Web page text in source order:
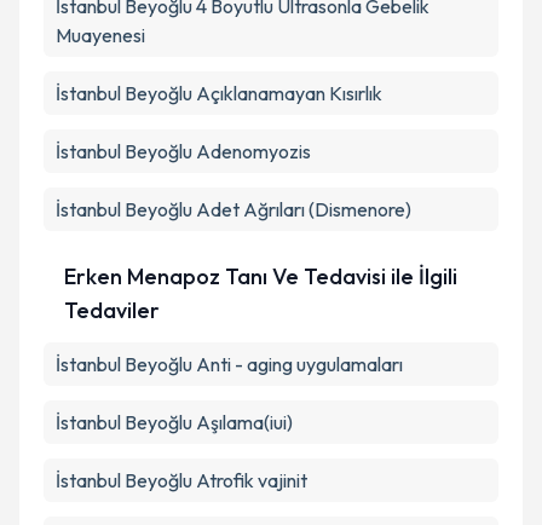
İstanbul Beyoğlu 4 Boyutlu Ultrasonla Gebelik
Muayenesi
İstanbul Beyoğlu Açıklanamayan Kısırlık
İstanbul Beyoğlu Adenomyozis
İstanbul Beyoğlu Adet Ağrıları (Dismenore)
Erken Menapoz Tanı Ve Tedavisi ile İlgili
Tedaviler
İstanbul Beyoğlu Anti - aging uygulamaları
İstanbul Beyoğlu Aşılama(iui)
İstanbul Beyoğlu Atrofik vajinit